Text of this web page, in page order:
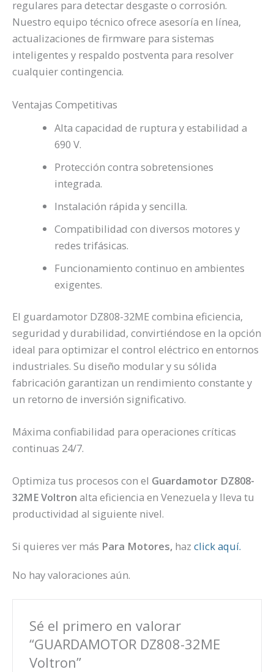
regulares para detectar desgaste o corrosión.
Nuestro equipo técnico ofrece asesoría en línea,
actualizaciones de firmware para sistemas
inteligentes y respaldo postventa para resolver
cualquier contingencia.
Ventajas Competitivas
Alta capacidad de ruptura y estabilidad a
690 V.
Protección contra sobretensiones
integrada.
Instalación rápida y sencilla.
Compatibilidad con diversos motores y
redes trifásicas.
Funcionamiento continuo en ambientes
exigentes.
El guardamotor DZ808-32ME combina eficiencia,
seguridad y durabilidad, convirtiéndose en la opción
ideal para optimizar el control eléctrico en entornos
industriales. Su diseño modular y su sólida
fabricación garantizan un rendimiento constante y
un retorno de inversión significativo.
Máxima confiabilidad para operaciones críticas
continuas 24/7.
Optimiza tus procesos con el Guardamotor DZ808-
32ME Voltron alta eficiencia en Venezuela y lleva tu
productividad al siguiente nivel.
Si quieres ver más Para Motores, haz click aquí.
No hay valoraciones aún.
Sé el primero en valorar
“GUARDAMOTOR DZ808-32ME
Voltron”